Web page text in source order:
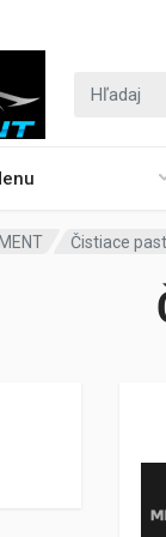
Čistiace